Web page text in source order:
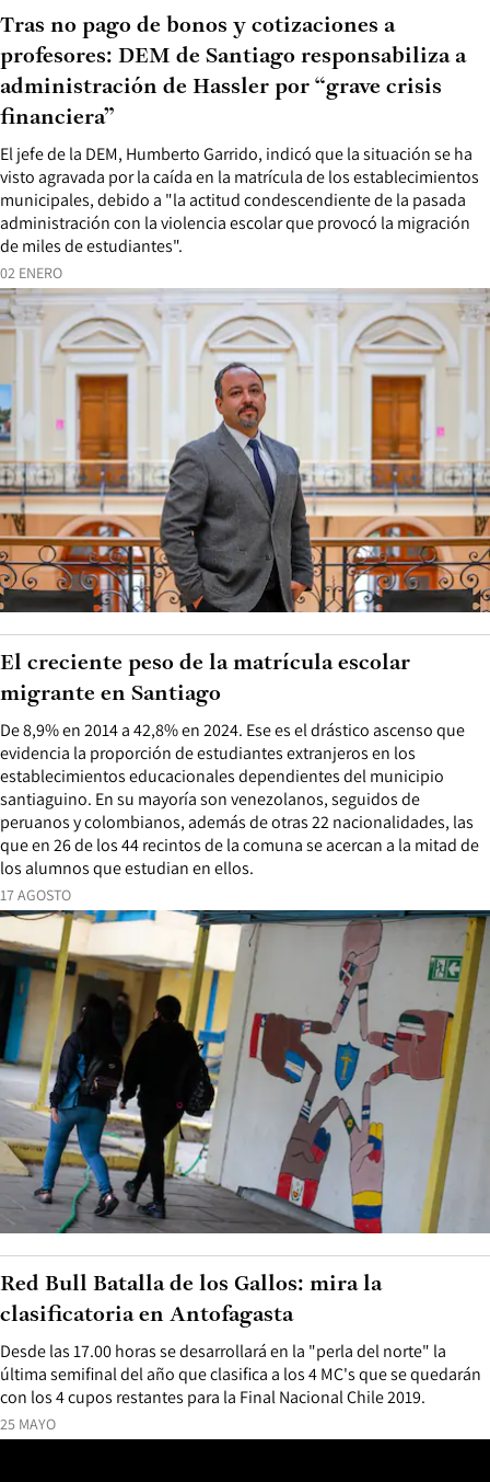
02 ENERO
El jefe de la DEM, Humberto Garrido, indicó que la situación se ha
visto agravada por la caída en la matrícula de los establecimientos
municipales, debido a "la actitud condescendiente de la pasada
administración con la violencia escolar que provocó la migración
de miles de estudiantes".
Tras no pago de bonos y cotizaciones a
profesores: DEM de Santiago responsabiliza a
administración de Hassler por “grave crisis
financiera”
17 AGOSTO
De 8,9% en 2014 a 42,8% en 2024. Ese es el drástico ascenso que
evidencia la proporción de estudiantes extranjeros en los
establecimientos educacionales dependientes del municipio
santiaguino. En su mayoría son venezolanos, seguidos de
peruanos y colombianos, además de otras 22 nacionalidades, las
que en 26 de los 44 recintos de la comuna se acercan a la mitad de
los alumnos que estudian en ellos.
El creciente peso de la matrícula escolar
migrante en Santiago
25 MAYO
Desde las 17.00 horas se desarrollará en la "perla del norte" la
última semifinal del año que clasifica a los 4 MC's que se quedarán
con los 4 cupos restantes para la Final Nacional Chile 2019.
Red Bull Batalla de los Gallos: mira la
clasificatoria en Antofagasta